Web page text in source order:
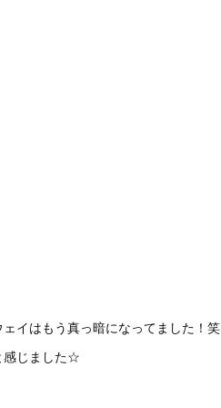
イはもう真っ暗になってました！笑
感じました☆